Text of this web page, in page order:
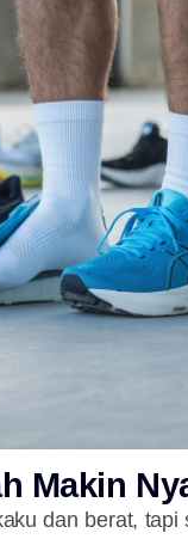
Makin
dan berat,